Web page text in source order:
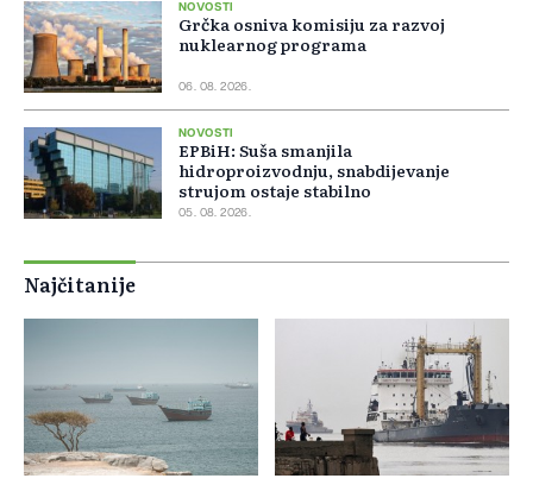
NOVOSTI
Grčka osniva komisiju za razvoj
nuklearnog programa
06. 08. 2026.
NOVOSTI
EPBiH: Suša smanjila
hidroproizvodnju, snabdijevanje
strujom ostaje stabilno
05. 08. 2026.
Najčitanije